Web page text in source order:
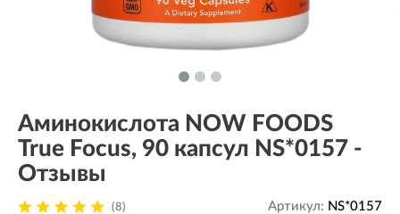
Аминокислота NOW FOODS
True Focus, 90 капсул NS*0157 -
Отзывы
(8) Артикул: NS*0157